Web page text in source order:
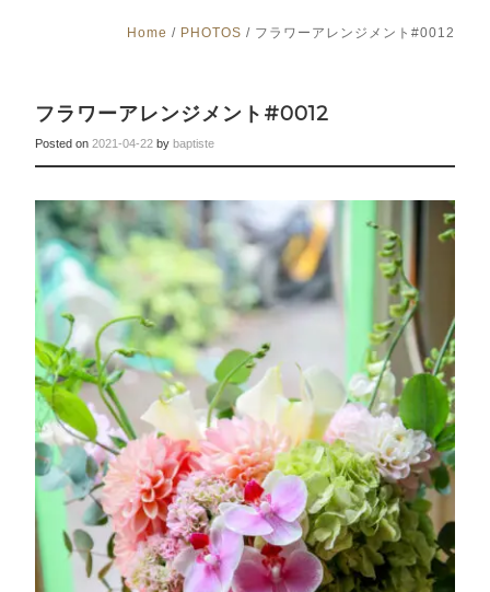
Home / PHOTOS / フラワーアレンジメント#0012
フラワーアレンジメント#0012
Posted on2021-04-22 bybaptiste